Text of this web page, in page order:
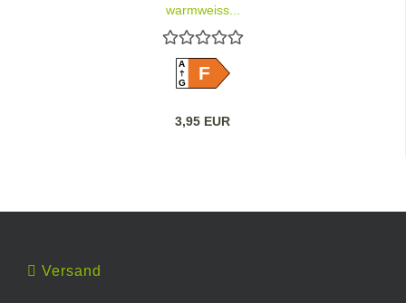
warmweiss...
A
GF
3,95 EUR
Versand